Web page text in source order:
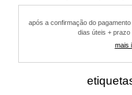
após a confirmação do
dias úteis + prazo
mais